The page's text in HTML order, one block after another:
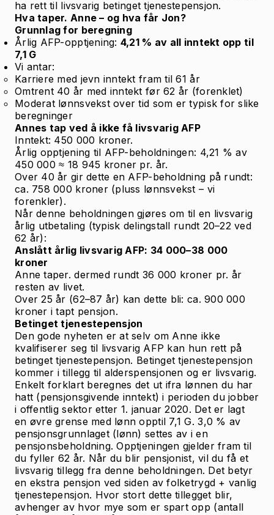
ha rett til livsvarig betinget tjenestepensjon.
Hva taper. Anne – og hva får Jon?
Grunnlag for beregning
Årlig AFP-opptjening: 4,21 % av all inntekt opp til
7,1 G
Vi antar:
Karriere med jevn inntekt fram til 61 år
Omtrent 40 år med inntekt før 62 år (forenklet)
Moderat lønnsvekst over tid som er typisk for slike
beregninger
Annes tap ved å ikke få livsvarig AFP
Inntekt: 450 000 kroner.
Årlig opptjening til AFP-beholdningen: 4,21 % av
450 000 ≈ 18 945 kroner pr. år.
Over 40 år gir dette en AFP-beholdning på rundt:
ca. 758 000 kroner (pluss lønnsvekst – vi
forenkler).
Når denne beholdningen gjøres om til en livsvarig
årlig utbetaling (typisk delingstall rundt 20–22 ved
62 år):
Anslått årlig livsvarig AFP: 34 000–38 000
kroner
Anne taper. dermed rundt 36 000 kroner pr. år
resten av livet.
Over 25 år (62–87 år) kan dette bli: ca. 900 000
kroner i tapt pensjon.
Betinget tjenestepensjon
Den gode nyheten er at selv om Anne ikke
kvalifiserer seg til livsvarig AFP kan hun rett på
betinget tjenestepensjon. Betinget tjenestepensjon
kommer i tillegg til alderspensjonen og er livsvarig.
Enkelt forklart beregnes det ut ifra lønnen du har
hatt (pensjonsgivende inntekt) i perioden du jobber
i offentlig sektor etter 1. januar 2020. Det er lagt
en øvre grense med lønn opptil 7,1 G. 3,0 % av
pensjonsgrunnlaget (lønn) settes av i en
pensjonsbeholdning. Opptjeningen gjelder fram til
du fyller 62 år. Når du blir pensjonist, vil du få et
livsvarig tillegg fra denne beholdningen. Det betyr
en ekstra pensjon ved siden av folketrygd + vanlig
tjenestepensjon. Hvor stort dette tillegget blir,
avhenger av hvor mye som er spart opp (antall